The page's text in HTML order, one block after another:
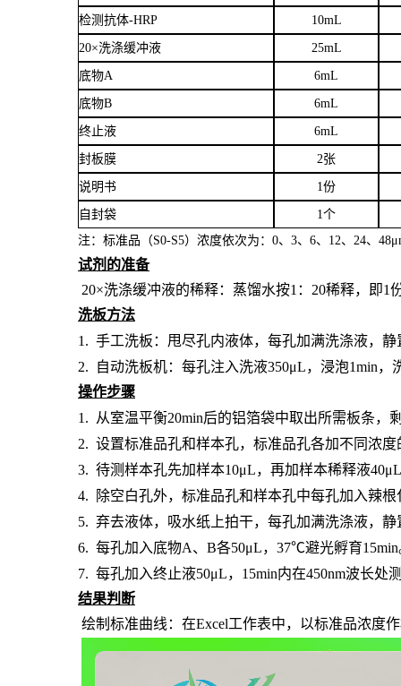
检测抗体-HRP 10mL
20×洗涤缓冲液 25mL
底物A 6mL
底物B 6mL
终止液 6mL
封板膜 2张
说明书 1份
自封袋
1个
注：标准品（S0-S5）浓度依次为： 0、3、6、12、24、48μ
试剂的准备
20×洗涤缓冲液的稀释：蒸馏水按1：20稀释，即1
洗板方法
1. 手工洗板：甩尽孔内液体，每孔加满洗涤液，静
2.
自动洗板机：每孔注入洗液350μL，浸泡1min，
操作步骤
1.
从室温平衡20min后的铝箔袋中取出所需板条
2. 设置标准品孔和样本孔，标准品孔各加不同浓度
3. 待测样本孔先加样本10μL，再加样本稀释液40μL
4.
除空白孔外， 标准品孔和样本孔中每孔加入辣根
5. 弃去液体，吸水纸上拍干，每孔加满洗涤液，静
6. 每孔加入底物A、B各50μL，37℃避光孵育15min
7. 每孔加入终止液50μL，15min内在450nm波长处
结果判断
绘制标准曲线：在Excel工作表中，以标准品浓度